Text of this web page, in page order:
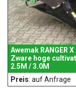
Awemak RANGER
Zware hoge
2.5M / 3.0M
Preis: auf Anfrage